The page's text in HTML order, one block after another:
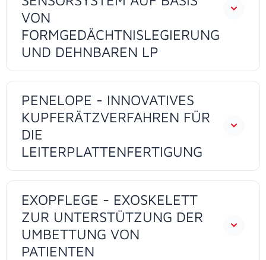
VON
FORMGEDÄCHTNISLEGIERUNG
UND DEHNBAREN LP
PENELOPE - INNOVATIVES
KUPFERÄTZVERFAHREN FÜR
DIE
LEITERPLATTENFERTIGUNG
EXOPFLEGE - EXOSKELETT
ZUR UNTERSTÜTZUNG DER
UMBETTUNG VON
PATIENTEN